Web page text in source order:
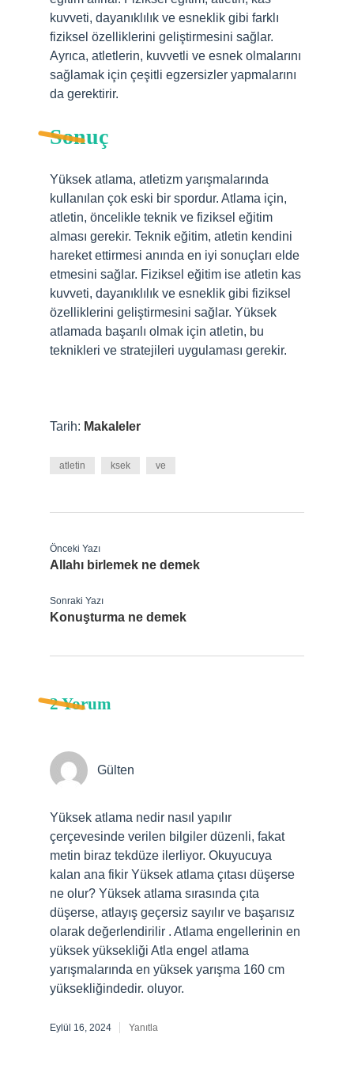
kuvveti, dayanıklılık ve esneklik gibi farklı
fiziksel özelliklerini geliştirmesini sağlar.
Ayrıca, atletlerin, kuvvetli ve esnek olmalarını
sağlamak için çeşitli egzersizler yapmalarını
da gerektirir.
Sonuç
Yüksek atlama, atletizm yarışmalarında
kullanılan çok eski bir spordur. Atlama için,
atletin, öncelikle teknik ve fiziksel eğitim
alması gerekir. Teknik eğitim, atletin kendini
hareket ettirmesi anında en iyi sonuçları elde
etmesini sağlar. Fiziksel eğitim ise atletin kas
kuvveti, dayanıklılık ve esneklik gibi fiziksel
özelliklerini geliştirmesini sağlar. Yüksek
atlamada başarılı olmak için atletin, bu
teknikleri ve stratejileri uygulaması gerekir.
Tarih: Makaleler
atletin ksek ve
Önceki Yazı
Allahı birlemek ne demek
Sonraki Yazı
Konuşturma ne demek
2 Yorum
Gülten
Yüksek atlama nedir nasıl yapılır
çerçevesinde verilen bilgiler düzenli, fakat
metin biraz tekdüze ilerliyor. Okuyucuya
kalan ana fikir Yüksek atlama çıtası düşerse
ne olur? Yüksek atlama sırasında çıta
düşerse, atlayış geçersiz sayılır ve başarısız
olarak değerlendirilir . Atlama engellerinin en
yüksek yüksekliği Atla engel atlama
yarışmalarında en yüksek yarışma 160 cm
yüksekliğindedir. oluyor.
Eylül 16, 2024 Yanıtla